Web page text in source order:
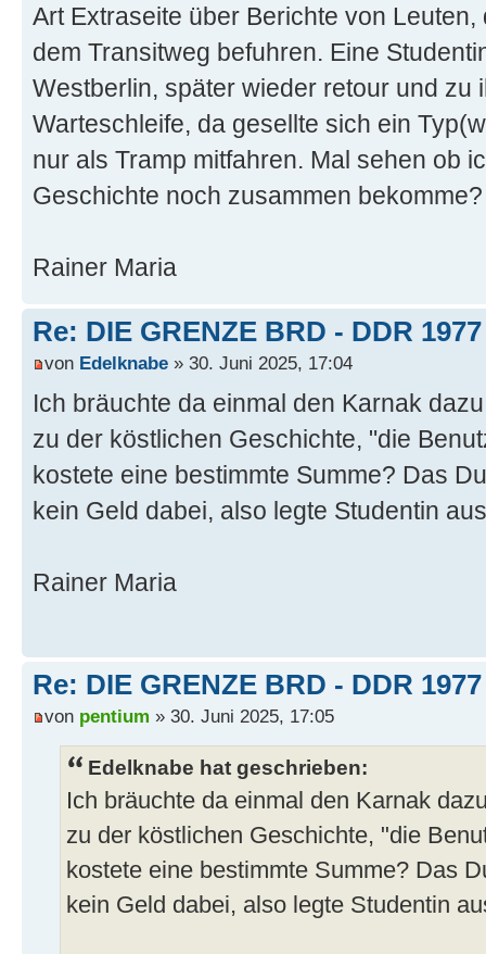
Art Extraseite über Berichte von
dem Transitweg befuhren. Eine
Westberlin, später wieder retour und zu
Warteschleife, da gesellte sich ein
nur als Tramp mitfahren. Mal sehen ob
Geschichte noch zusammen bekomme?
Rainer Maria
Re: DIE GRENZE BRD - DDR
von Edelknabe » 30. Juni 2025, 17:04
Ich bräuchte da einmal den Karnak
zu der köstlichen Geschichte, "die
kostete eine bestimmte Summe? Das
kein Geld dabei, also legte Studentin
Rainer Maria
Re: DIE GRENZE BRD - DDR
von pentium » 30. Juni 2025, 17:05
Edelknabe hat geschrieben:
Ich bräuchte da einmal den Karnak
zu der köstlichen Geschichte, "die
kostete eine bestimmte Summe? Das
kein Geld dabei, also legte Studentin